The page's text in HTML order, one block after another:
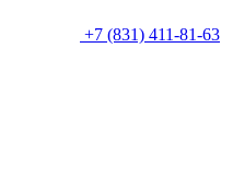
+7 (831) 411-81-63